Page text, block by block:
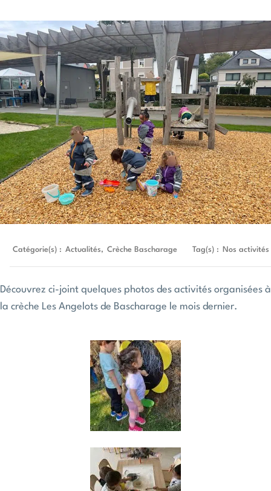
Catégorie(s) : Actualités, Crèche Bascharage Tag(s) : Nos activités
Découvrez ci-joint quelques photos des activités organisées à
la crèche Les Angelots de Bascharage le mois dernier.